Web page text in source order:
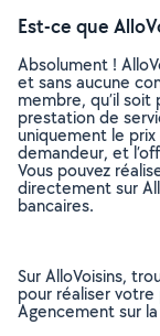
Est-ce que
Absolument !
et sans aucune
membre, qu’il
prestation de
uniquement le
demandeur, et
Vous pouvez
directement sur
bancaires.
Sur AlloVoisins,
pour réaliser
Agencement sur